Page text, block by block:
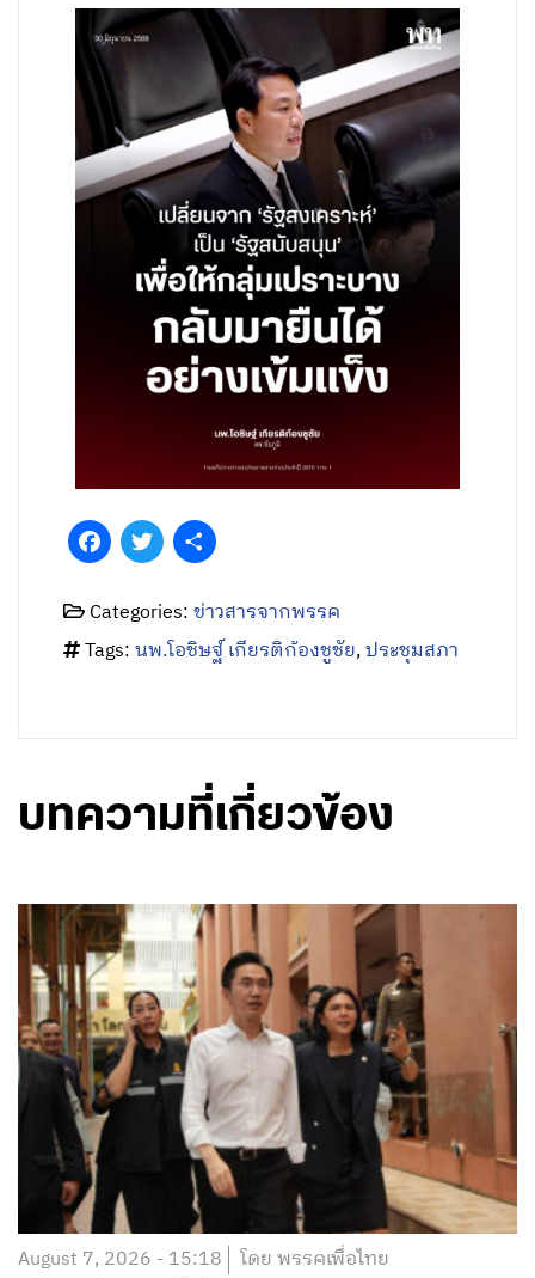
FacebookTwitter
Categories:ข่าวสารจากพรรค
Tags:นพ.โอชิษฐ์ เกียรติก้องชูชัย,ประชุมสภา
บทความที่เกี่ยวข้อง
August 7, 2026 - 15:18 โดย พรรคเพื่อไทย